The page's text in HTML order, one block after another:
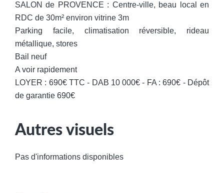
SALON de PROVENCE : Centre-ville, beau local en
RDC de 30m² environ vitrine 3m
Parking facile, climatisation réversible, rideau
métallique, stores
Bail neuf
A voir rapidement
LOYER : 690€ TTC - DAB 10 000€ - FA : 690€ - Dépôt
de garantie 690€
Autres visuels
Pas d'informations disponibles